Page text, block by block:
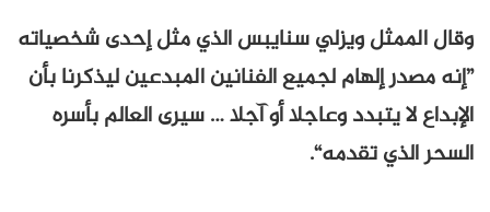
وقال الممثل ويزلي سنايبس الذي مثل إحدى شخصياته
”إنه مصدر إلهام لجميع الفنانين المبدعين ليذكرنا بأن
الإبداع لا يتبدد وعاجلا أو آجلا … سيرى العالم بأسره
السحر الذي تقدمه“.